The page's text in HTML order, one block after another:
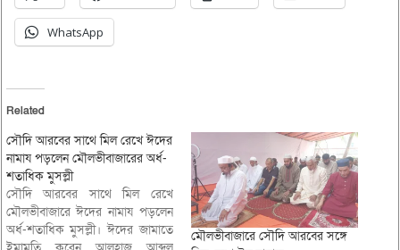
WhatsApp
Related
সৌদি আরবের সাথে মিল রেখে ঈদের
নামায পড়লেন মৌলভীবাজারের অর্ধ-
শতাধিক মুসল্লী
সৌদি আরবের সাথে মিল রেখে
মৌলভীবাজারে ঈদের নামায পড়লেন
অর্ধ-শতাধিক মুসল্লী। ঈদের জামাতে
মৌলভীবাজারে সৌদি আরবের সঙ্গে